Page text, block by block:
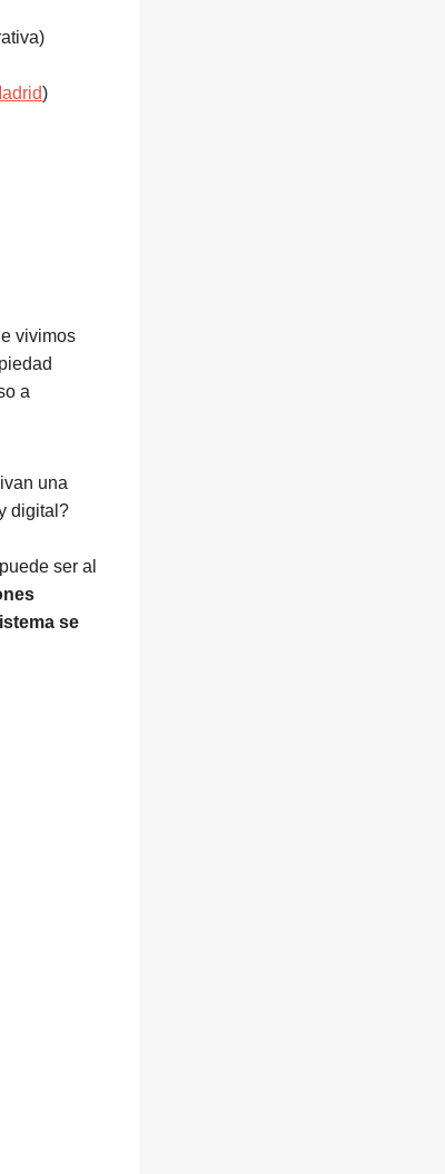
)
vivimos
a
una
digital?
ser al
se